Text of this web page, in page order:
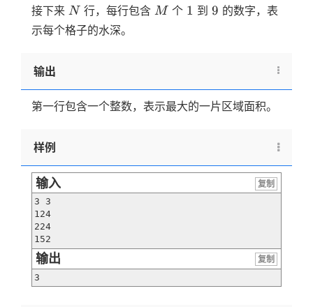
接下来 N
N 行，每行包含M
M 个 1
1 到9
9 的数字，表
示每个格子的水深。
输出
第一行包含一个整数，表示最大的一片区域面积。
样例
输入
复制
3 3
124
224
152
输出
复制
3